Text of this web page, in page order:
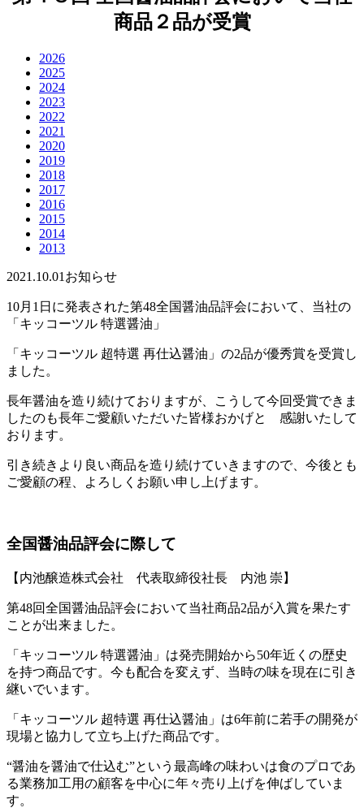
商品２品が受賞
2026
2025
2024
2023
2022
2021
2020
2019
2018
2017
2016
2015
2014
2013
2021.10.01 お知らせ
10月1日に発表された第48全国醤油品評会において、当社の
「キッコーツル 特選醤油」
「キッコーツル 超特選 再仕込醤油」の2品が優秀賞を受賞し
ました。
長年醤油を造り続けておりますが、こうして今回受賞できま
したのも長年ご愛顧いただいた皆様おかげと 感謝いたして
おります。
引き続きより良い商品を造り続けていきますので、今後とも
ご愛顧の程、よろしくお願い申し上げます。
全国醤油品評会に際して
【内池醸造株式会社 代表取締役社長 内池 崇】
第48回全国醤油品評会において当社商品2品が入賞を果たす
ことが出来ました。
「キッコーツル 特選醤油」は発売開始から50年近くの歴史
を持つ商品です。今も配合を変えず、当時の味を現在に引き
継いでいます。
「キッコーツル 超特選 再仕込醤油」は6年前に若手の開発が
現場と協力して立ち上げた商品です。
“醤油を醤油で仕込む”という最高峰の味わいは食のプロであ
る業務加工用の顧客を中心に年々売り上げを伸ばしていま
す。